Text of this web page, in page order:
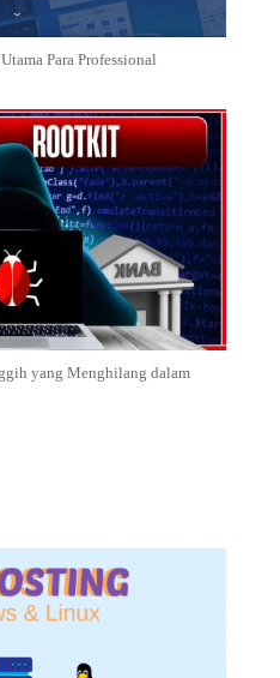
Para Professional
yang Menghilang dalam